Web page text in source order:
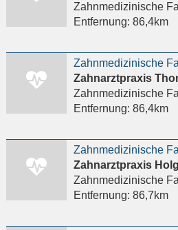
Zahnmedizinische
Entfernung: 86,4km
Zahnmedizinische
Zahnarztpraxis
Zahnmedizinische
Entfernung: 86,4km
Zahnarztpraxis
Zahnmedizinische
Entfernung: 86,7km